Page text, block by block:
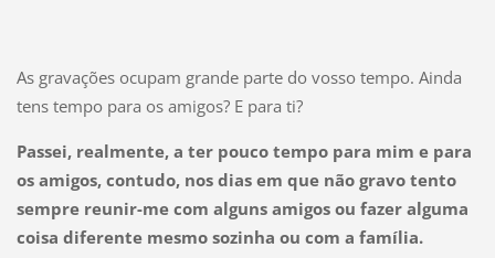
As gravações ocupam grande parte do vosso tempo. Ainda
tens tempo para os amigos? E para ti?
Passei, realmente, a ter pouco tempo para mim e para
os amigos, contudo, nos dias em que não gravo tento
sempre reunir-me com alguns amigos ou fazer alguma
coisa diferente mesmo sozinha ou com a família.